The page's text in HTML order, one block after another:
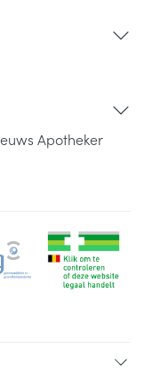
Apotheker